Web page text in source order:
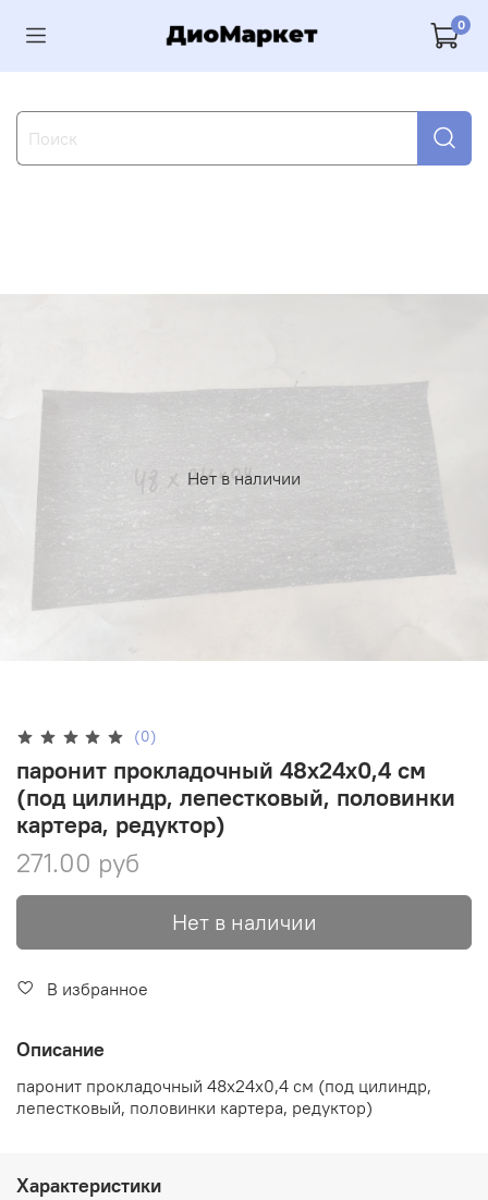
0
Нет в наличии
(0)
паронит прокладочный 48х24х0,4 см
(под цилиндр, лепестковый, половинки
картера, редуктор)
271.00 руб
Нет в наличии
В избранное
Описание
паронит прокладочный 48х24х0,4 см (под цилиндр,
лепестковый, половинки картера, редуктор)
Характеристики